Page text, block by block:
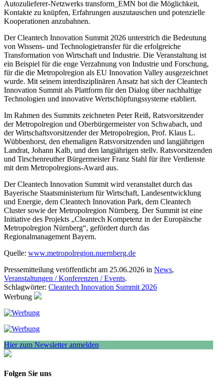
Autozulieferer-Netzwerks transform_EMN bot die Möglichkeit,
Kontakte zu knüpfen, Erfahrungen auszutauschen und potenzielle
Kooperationen anzubahnen.
Der Cleantech Innovation Summit 2026 unterstrich die Bedeutung
von Wissens- und Technologietransfer für die erfolgreiche
Transformation von Wirtschaft und Industrie. Die Veranstaltung ist
ein Beispiel für die enge Verzahnung von Industrie und Forschung,
für die die Metropolregion als EU Innovation Valley ausgezeichnet
wurde. Mit seinem interdisziplinären Ansatz hat sich der Cleantech
Innovation Summit als Plattform für den Dialog über nachhaltige
Technologien und innovative Wertschöpfungssysteme etabliert.
Im Rahmen des Summits zeichneten Peter Reiß, Ratsvorsitzender
der Metropolregion und Oberbürgermeister von Schwabach, und
der Wirtschaftsvorsitzender der Metropolregion, Prof. Klaus L.
Wübbenhorst, den ehemaligen Ratsvorsitzenden und langjährigen
Landrat, Johann Kalb, und den langjährigen stellv. Ratsvorsitzenden
und Tirschenreuther Bürgermeister Franz Stahl für ihre Verdienste
mit dem Metropolregions-Award aus.
Der Cleantech Innovation Summit wird veranstaltet durch das
Bayerische Staatsministerium für Wirtschaft, Landesentwicklung
und Energie, dem Cleantech Innovation Park, dem Cleantech
Cluster sowie der Metropolregion Nürnberg. Der Summit ist eine
Initiative des Projekts „Cleantech Kompetenz in der Europäische
Metropolregion Nürnberg“, gefördert durch das
Regionalmanagement Bayern.
Quelle: www.metropolregion.nuernberg.de
Pressemitteilung veröffentlicht am 25.06.2026 in News,
Veranstaltungen / Konferenzen / Events.
Schlagwörter: Cleantech Innovation Summit 2026
Werbung
Hier zum Newsletter anmelden
Folgen Sie uns